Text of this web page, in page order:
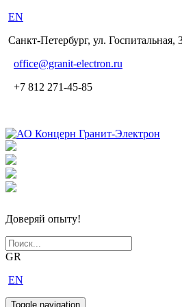
EN
Санкт-Петербург, ул. Госпитальная,
office@granit-electron.ru
+7 812 271-45-85
Доверяй опыту!
GR
EN
Toggle navigation